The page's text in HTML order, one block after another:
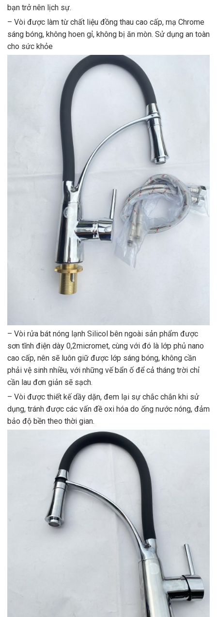
bạn trở nên lịch sự.
– Vòi được làm từ chất liệu đồng thau cao cấp, mạ Chrome
sáng bóng, không hoen gỉ, không bị ăn mòn. Sử dụng an toàn
cho sức khỏe
– Vòi rửa bát nóng lạnh Silicol bên ngoài sản phẩm được
sơn tĩnh điện dày 0,2micromet, cùng với đó là lớp phủ nano
cao cấp, nên sẽ luôn giữ được lớp sáng bóng, không cần
phải vệ sinh nhiều, với những vế bẩn ố để cả tháng trời chỉ
cần lau đơn giản sẽ sạch.
– Vòi được thiết kế dầy dặn, đem lại sự chắc chắn khi sử
dụng, tránh được các vấn đề oxi hóa do ống nước nóng, đảm
bảo độ bền theo thời gian.